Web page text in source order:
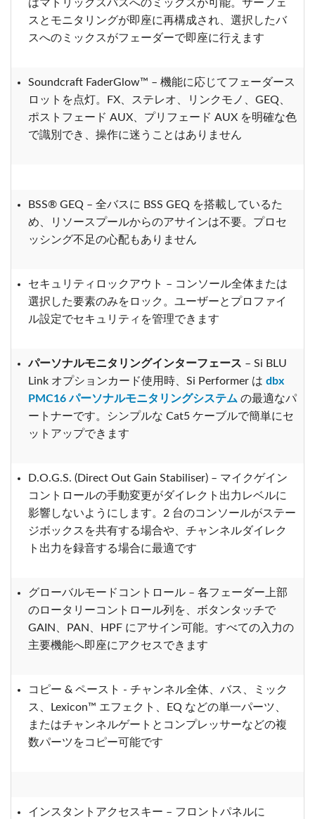
はマトリックスバスへのミックスが可能。サーフェ
スとモニタリングが即座に再構成され、選択したバ
スへのミックスがフェーダーで即座に行えます
Soundcraft FaderGlow™ – 機能に応じてフェーダース
ロットを点灯。FX、ステレオ、リンクモノ、GEQ、
ポストフェード AUX、プリフェード AUX を明確な色
で識別でき、操作に迷うことはありません
BSS® GEQ – 全バスに BSS GEQ を搭載しているた
め、リソースプールからのアサインは不要。プロセ
ッシング不足の心配もありません
セキュリティロックアウト – コンソール全体または
選択した要素のみをロック。ユーザーとプロファイ
ル設定でセキュリティを管理できます
パーソナルモニタリングインターフェース – Si BLU
Link オプションカード使用時、Si Performer は dbx
PMC16 パーソナルモニタリングシステム の最適なパ
ートナーです。シンプルな Cat5 ケーブルで簡単にセ
ットアップできます
D.O.G.S. (Direct Out Gain Stabiliser) – マイクゲイン
コントロールの手動変更がダイレクト出力レベルに
影響しないようにします。2 台のコンソールがステー
ジボックスを共有する場合や、チャンネルダイレク
ト出力を録音する場合に最適です
グローバルモードコントロール – 各フェーダー上部
のロータリーコントロール列を、ボタンタッチで
GAIN、PAN、HPF にアサイン可能。すべての入力の
主要機能へ即座にアクセスできます
コピー & ペースト - チャンネル全体、バス、ミック
ス、Lexicon™ エフェクト、EQ などの単一パーツ、
またはチャンネルゲートとコンプレッサーなどの複
数パーツをコピー可能です
インスタントアクセスキー – フロントパネルに